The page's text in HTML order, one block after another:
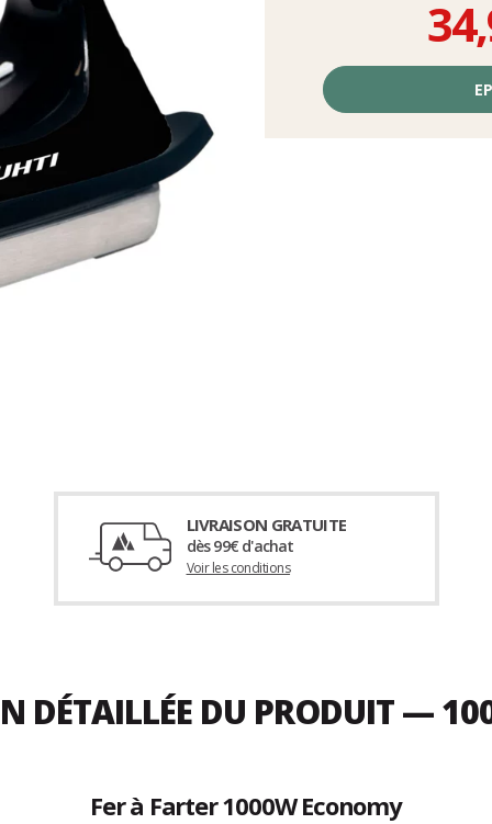
LIVRAISON GRATUITE
dès 99€ d'achat
Voir les conditions
DÉTAILLÉE DU PRODUIT —
Fer à Farter 1000W Economy